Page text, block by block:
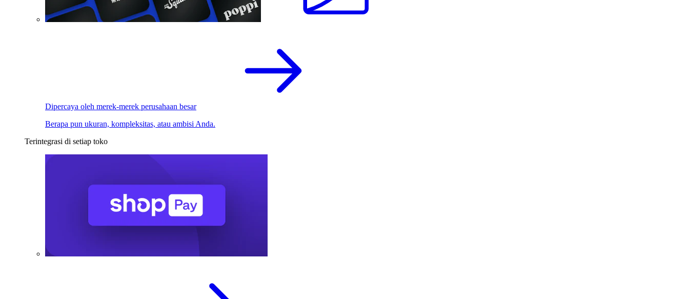
Dipercaya oleh merek-merek perusahaan besar
Berapa pun ukuran, kompleksitas, atau ambisi Anda.
Terintegrasi di setiap toko